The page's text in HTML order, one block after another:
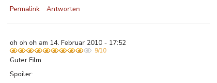
Permalink
Antworten
oh oh oh am 14. Februar 2010 - 17:52
9/10
Guter Film.
Spoiler: